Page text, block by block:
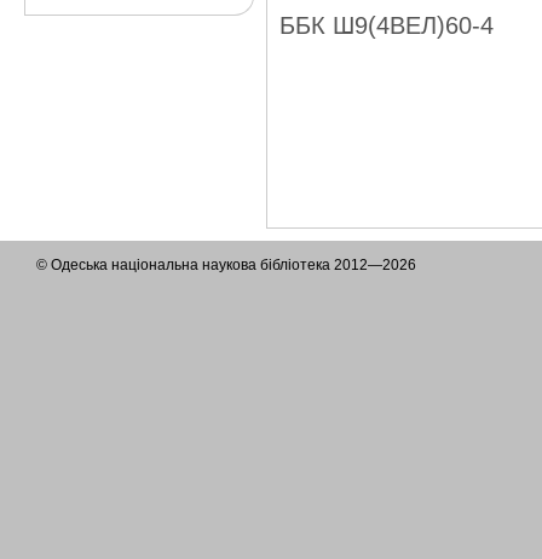
ББК Ш9(4ВЕЛ)60-4
© Одеська національна наукова бібліотека 2012—2026